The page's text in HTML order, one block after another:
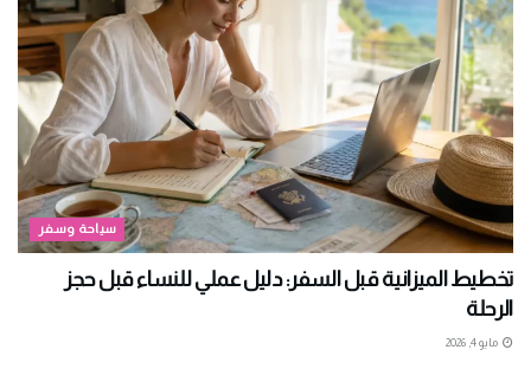
سياحة وسفر
تخطيط الميزانية قبل السفر: دليل عملي للنساء قبل حجز
الرحلة
مايو 4, 2026